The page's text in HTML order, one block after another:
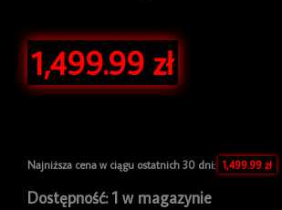
1,499.99 zł
Najniższa cena w ciągu ostatnich 30 dni: 1,499.99 zł
Dostępność: 1 w magazynie
ilość